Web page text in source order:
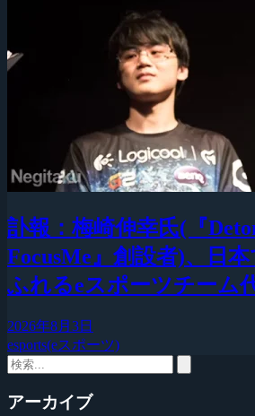
訃報：梅崎伸幸氏(『
FocusMe』創設者)、日
ふれるeスポーツチーム
2026年8月3日
esports(eスポーツ)
アーカイブ